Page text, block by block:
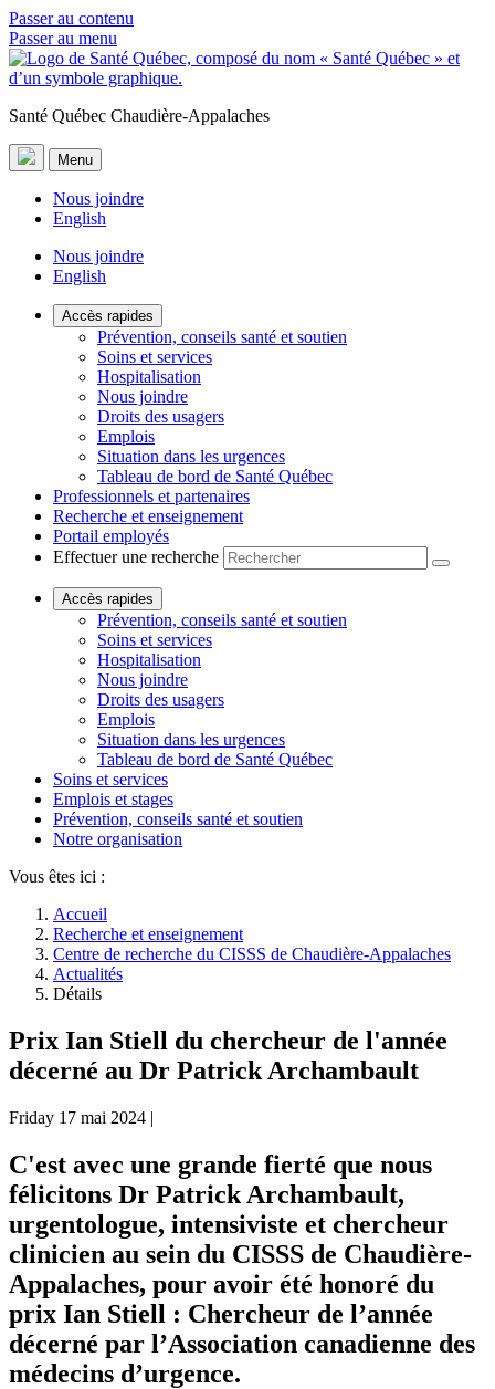
Passer au contenu
Passer au menu
Santé Québec Chaudière-Appalaches
Menu
Nous joindre
English
Nous joindre
English
Accès rapides
Prévention, conseils santé et soutien
Soins et services
Hospitalisation
Nous joindre
Droits des usagers
Emplois
Situation dans les urgences
Tableau de bord de Santé Québec
Professionnels et partenaires
Recherche et enseignement
Portail employés
Effectuer une recherche
Accès rapides
Prévention, conseils santé et soutien
Soins et services
Hospitalisation
Nous joindre
Droits des usagers
Emplois
Situation dans les urgences
Tableau de bord de Santé Québec
Soins et services
Emplois et stages
Prévention, conseils santé et soutien
Notre organisation
Vous êtes ici :
Accueil
Recherche et enseignement
Centre de recherche du CISSS de Chaudière-Appalaches
Actualités
Détails
Prix Ian Stiell du chercheur de l'année
décerné au Dr Patrick Archambault
Friday 17 mai 2024 |
C'est avec une grande fierté que nous
félicitons Dr Patrick Archambault,
urgentologue, intensiviste et chercheur
clinicien au sein du CISSS de Chaudière-
Appalaches, pour avoir été honoré du
prix Ian Stiell : Chercheur de l’année
décerné par l’Association canadienne des
médecins d’urgence.